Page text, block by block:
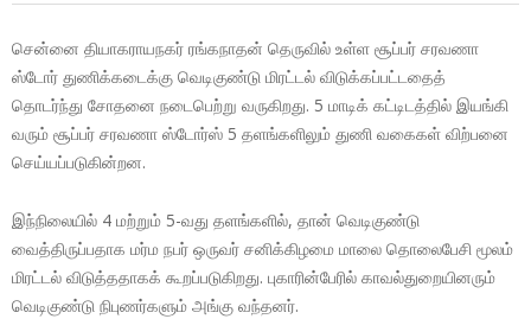
சென்னை தியாகராயநகர் ரங்கநாதன் தெருவில் உள்ள சூப்பர் சரவணா
ஸ்டோர் துணிக்கடைக்கு வெடிகுண்டு மிரட்டல் விடுக்கப்பட்டதைத்
தொடர்ந்து சோதனை நடைபெற்று வருகிறது. 5 மாடிக் கட்டிடத்தில் இயங்கி
வரும் சூப்பர் சரவணா ஸ்டோர்ஸ் 5 தளங்களிலும் துணி வகைகள் விற்பனை
செய்யப்படுகின்றன.
இந்நிலையில் 4 மற்றும் 5-வது தளங்களில், தான் வெடிகுண்டு
வைத்திருப்பதாக மர்ம நபர் ஒருவர் சனிக்கிழமை மாலை தொலைபேசி மூலம்
மிரட்டல் விடுத்ததாகக் கூறப்படுகிறது. புகாரின்பேரில் காவல்துறையினரும்
வெடிகுண்டு நிபுணர்களும் அங்கு வந்தனர்.